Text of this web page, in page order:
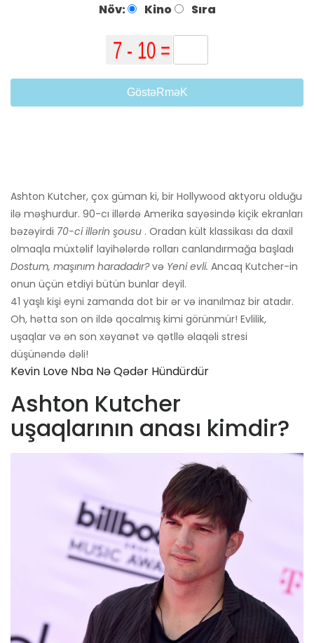
Növ: Kino Sıra
GöstəRməK
Ashton Kutcher, çox güman ki, bir Hollywood aktyoru olduğu
ilə məşhurdur. 90-cı illərdə Amerika sayəsində kiçik ekranları
bəzəyirdi 70-ci illərin şousu . Oradan kült klassikası da daxil
olmaqla müxtəlif layihələrdə rolları canlandırmağa başladı
Dostum, maşınım haradadır?və Yeni evli. Ancaq Kutcher-in
onun üçün etdiyi bütün bunlar deyil.
41 yaşlı kişi eyni zamanda dot bir ər və inanılmaz bir atadır.
Oh, hətta son on ildə qocalmış kimi görünmür! Evlilik,
uşaqlar və ən son xəyanət və qətllə əlaqəli stresi
düşünəndə dəli!
Kevin Love Nba Nə Qədər Hündürdür
Ashton Kutcher
uşaqlarının anası kimdir?